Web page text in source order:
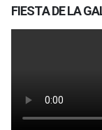
FIESTA DE LA